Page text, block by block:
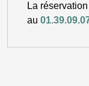
La
au